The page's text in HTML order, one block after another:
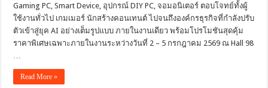
Gaming PC, Smart Device, อุปกรณ์ DIY PC, จอมอนิเตอร์ ตอบโจทย์ทั้งผู้
ใช้งานทั่วไป เกมเมอร์ นักสร้างคอนเทนต์ ไปจนถึงองค์กรธุรกิจที่กำลังปรับ
ตัวเข้าสู่ยุค AI อย่างเต็มรูปแบบ ภายในงานเดียว พร้อมโปรโมชันสุดคุ้ม
ราคาพิเศษเฉพาะภายในงานระหว่างวันที่ 2 – 5 กรกฎาคม 2569 ณ Hall 98
Read More »